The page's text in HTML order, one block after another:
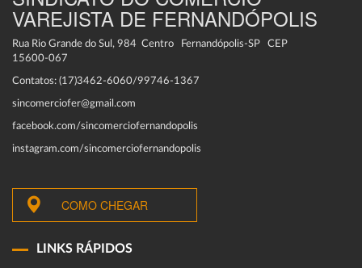
VAREJISTA DE FERNANDÓPOLIS
Rua Rio Grande do Sul, 984 Centro Fernandópolis-SP CEP
15600-067
Contatos: (17)3462-6060/99746-1367
sincomerciofer@gmail.com
facebook.com/sincomerciofernandopolis
instagram.com/sincomerciofernandopolis
COMO CHEGAR
LINKS RÁPIDOS